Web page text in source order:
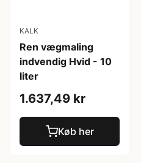
KALK
Ren vægmaling
indvendig Hvid - 10
liter
1.637,49 kr
Køb her